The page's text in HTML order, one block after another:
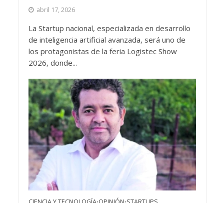
abril 17, 2026
La Startup nacional, especializada en desarrollo
de inteligencia artificial avanzada, será uno de
los protagonistas de la feria Logistec Show
2026, donde...